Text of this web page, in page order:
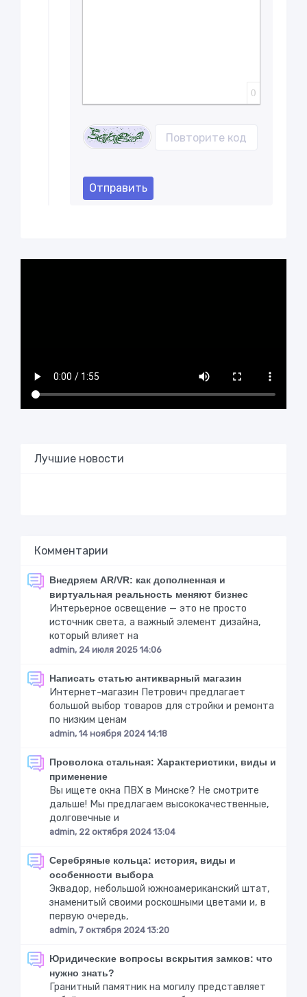
0
Отправить
Лучшие новости
Комментарии
Внедряем AR/VR: как дополненная и
виртуальная реальность меняют бизнес
Интерьерное освещение — это не просто
источник света, а важный элемент дизайна,
который влияет на
admin, 24 июля 2025 14:06
Написать статью антикварный магазин
Интернет-магазин Петрович предлагает
большой выбор товаров для стройки и ремонта
по низким ценам
admin, 14 ноября 2024 14:18
Проволока стальная: Характеристики, виды и
применение
Вы ищете окна ПВХ в Минске? Не смотрите
дальше! Мы предлагаем высококачественные,
долговечные и
admin, 22 октября 2024 13:04
Серебряные кольца: история, виды и
особенности выбора
Эквадор, небольшой южноамериканский штат,
знаменитый своими роскошными цветами и, в
первую очередь,
admin, 7 октября 2024 13:20
Юридические вопросы вскрытия замков: что
нужно знать?
Гранитный памятник на могилу представляет